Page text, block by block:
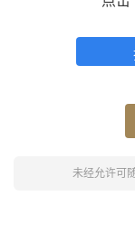
未经允许可